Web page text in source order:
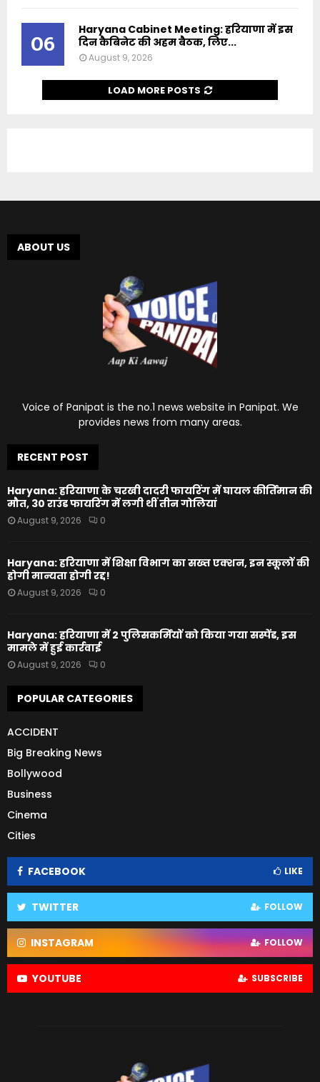
06
Haryana Cabinet Meeting: हरियाणा में इस
दिन कैबिनेट की अहम बैठक, लिए...
August 9, 2026
LOAD MORE POSTS
ABOUT US
Voice of Panipat is the no.1 news website in Panipat. We
provides news from many areas.
RECENT POST
Haryana: हरियाणा के चरखी दादरी फायरिंग में घायल कीर्तिमान की
मौत, 30 राउंड फायरिंग में लगी थीं तीन गोलियां
August 9, 2026 0
Haryana: हरियाणा में शिक्षा विभाग का सख्त एक्शन, इन स्कूलों की
होगी मान्यता होगी रद्द!
August 9, 2026 0
Haryana: हरियाणा में 2 पुलिसकर्मियों को किया गया सस्पेंड, इस
मामले में हुई कार्रवाई
August 9, 2026 0
POPULAR CATEGORIES
ACCIDENT
Big Breaking News
Bollywood
Business
Cinema
Cities
FACEBOOK LIKE
TWITTER FOLLOW
INSTAGRAM FOLLOW
YOUTUBE SUBSCRIBE